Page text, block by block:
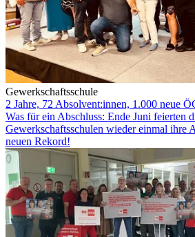
Gewerkschaftsschule
2 Jahre, 72 Absolvent:innen, 1.000 neue
Was für ein Abschluss: Ende Juni feierten
Gewerkschaftsschulen wieder einmal ihre
neuen Rekord!